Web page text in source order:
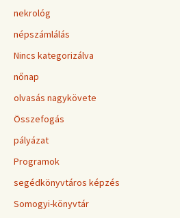
nekrológ
népszámlálás
Nincs kategorizálva
nőnap
olvasás nagykövete
Összefogás
pályázat
Programok
segédkönyvtáros képzés
Somogyi-könyvtár